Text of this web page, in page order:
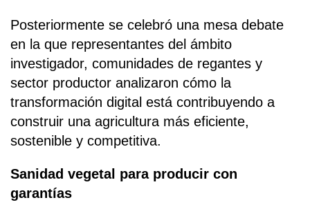
Posteriormente se celebró una mesa debate
en la que representantes del ámbito
investigador, comunidades de regantes y
sector productor analizaron cómo la
transformación digital está contribuyendo a
construir una agricultura más eficiente,
sostenible y competitiva.
Sanidad vegetal para producir con
garantías